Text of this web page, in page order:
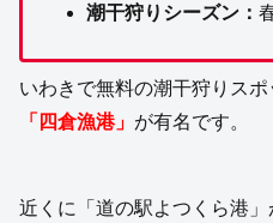
潮干狩りシーズン：
いわきで無料の潮干狩りス
「四倉漁港」 が有名です。
近くに「道の駅よつくら港